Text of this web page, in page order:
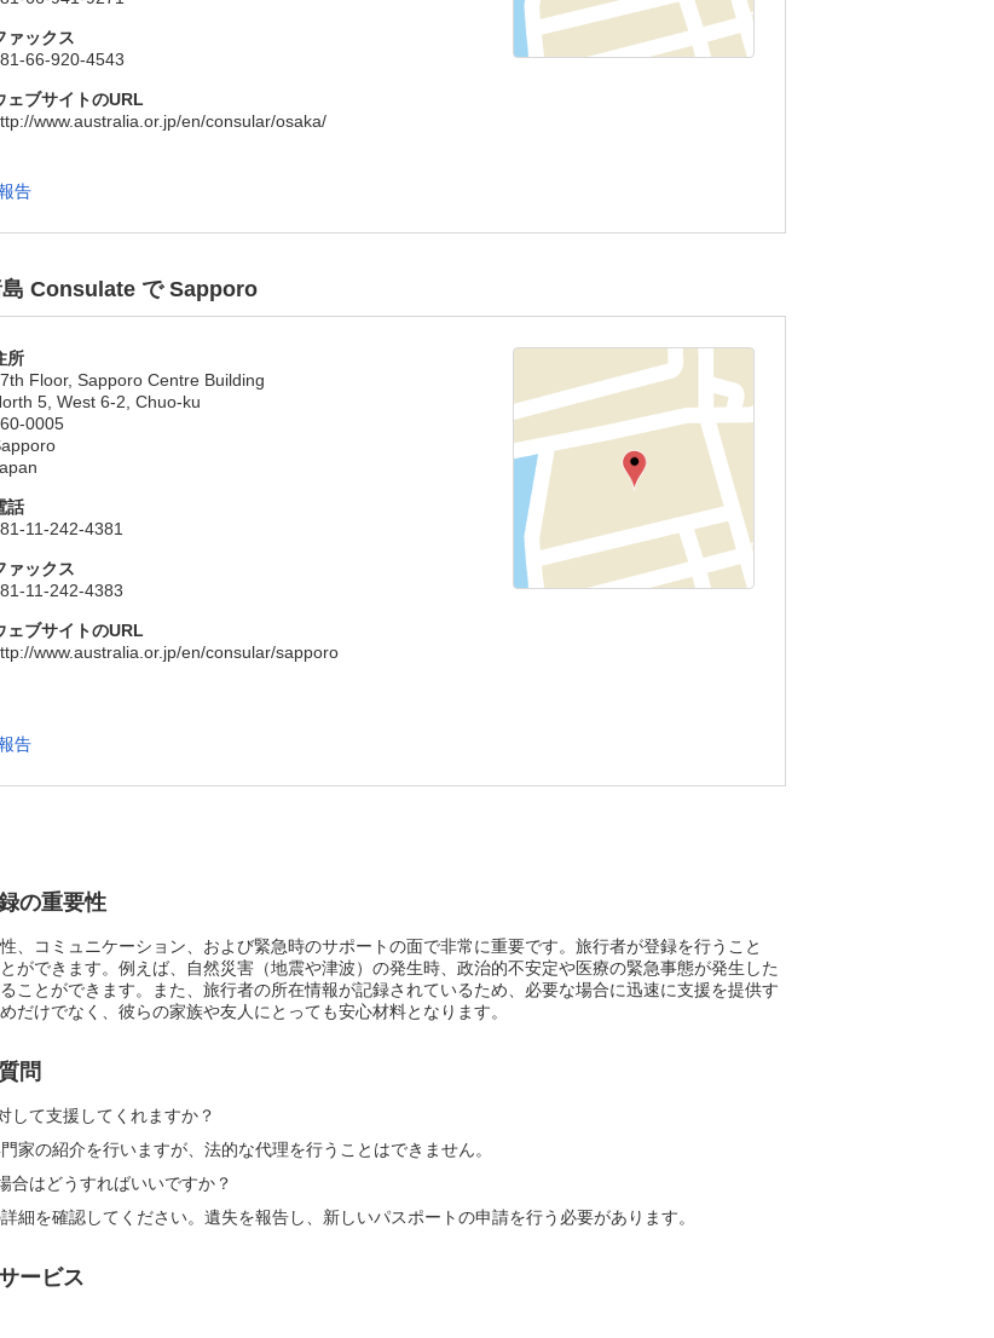
の重要性
、コミュニケーション、および緊急時のサポートの面で非常に重要です。旅行者が登録を行うこと
ができます。例えば、自然災害（地震や津波）の発生時、政治的不安定や医療の緊急事態が発生した
ことができます。また、旅行者の所在情報が記録されているため、必要な場合に迅速に支援を提供す
けでなく、彼らの家族や友人にとっても安心材料となります。
問
して支援してくれますか？
家の紹介を行いますが、法的な代理を行うことはできません。
合はどうすればいいですか？
細を確認してください。遺失を報告し、新しいパスポートの申請を行う必要があります。
ービス
ァックス
66-920-4543
ェブサイトのURL
www.australia.or.jp/en/consular/osaka/
告
島 Consulate で Sapporo
所
Floor, Sapporo Centre Building
5, West 6-2, Chuo-ku
0005
話
11-242-4381
ァックス
11-242-4383
ェブサイトのURL
www.australia.or.jp/en/consular/sapporo
告